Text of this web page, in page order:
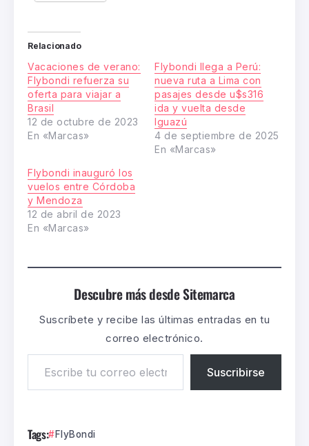
Relacionado
Vacaciones de verano:
Flybondi refuerza su
oferta para viajar a
Brasil​
12 de octubre de 2023
En «Marcas»
Flybondi llega a Perú:
nueva ruta a Lima con
pasajes desde u$s316
ida y vuelta desde
Iguazú
4 de septiembre de 2025
En «Marcas»
Flybondi inauguró los
vuelos entre Córdoba
y Mendoza
12 de abril de 2023
En «Marcas»
Descubre más desde Sitemarca
Suscríbete y recibe las últimas entradas en tu
correo electrónico.
Suscribirse
Tags: FlyBondi